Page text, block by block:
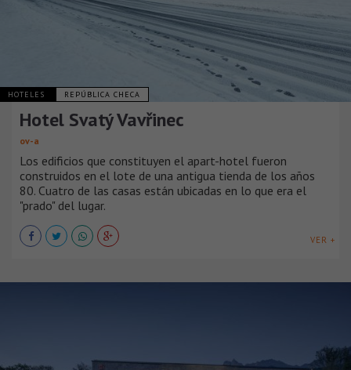
HOTELES REPÚBLICA CHECA
Hotel Svatý Vavřinec
ov-a
Los edificios que constituyen el apart-hotel fueron
construidos en el lote de una antigua tienda de los años
80. Cuatro de las casas están ubicadas en lo que era el
"prado" del lugar.
VER +